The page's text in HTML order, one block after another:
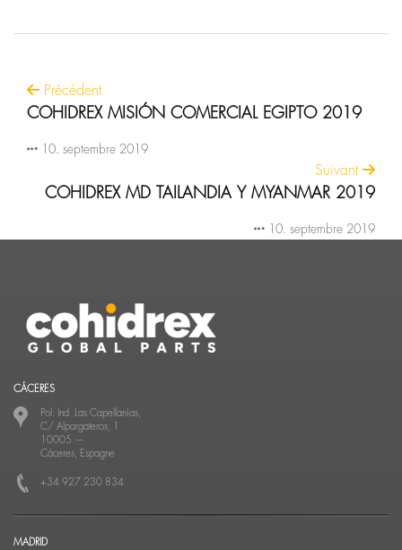
Précédent
COHIDREX MISIÓN COMERCIAL EGIPTO 2019
10. septembre 2019
Suivant
COHIDREX MD TAILANDIA Y MYANMAR 2019
10. septembre 2019
CÁCERES
Pol. Ind. Las Capellanías,
C/ Alpargateros, 1
10005 —
Cáceres, Espagne
+34 927 230 834
MADRID